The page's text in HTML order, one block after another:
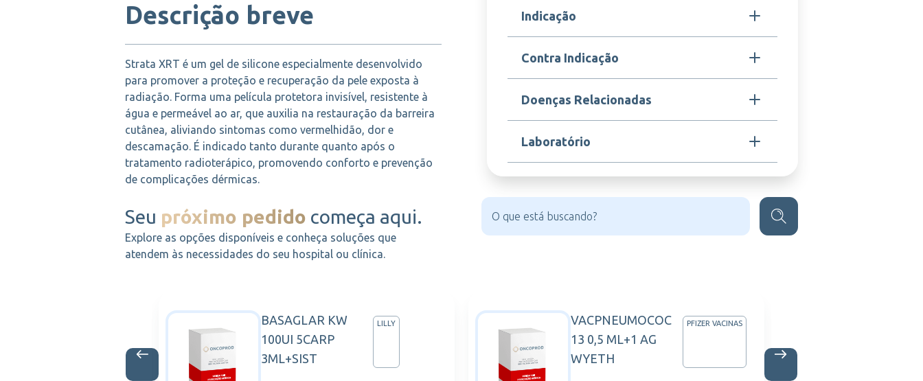
Polidimetilsilaxanos silaxanos
Indicação
Strata XRT é indicado para o tratamento e prevenção de
reações cutâneas causadas pela radioterapia, como
dermatite actínica, irritações e inflamações da pele.
Contra Indicação
Contraindicado em pacientes com hipersensibilidade aos
polidimetilsilaxanos ou a qualquer componente da
fórmula. Não aplicar sobre feridas abertas sem
Doenças Relacionadas
Dermatite induzida por radiação, Dermatite actínica e
Lesões cutâneas decorrentes da radioterapia.
Laboratório
DR REDDYS
Descrição breve
Strata XRT é um gel de silicone especialmente desenvolvido
para promover a proteção e recuperação da pele exposta à
radiação. Forma uma película protetora invisível, resistente à
água e permeável ao ar, que auxilia na restauração da barreira
cutânea, aliviando sintomas como vermelhidão, dor e
descamação. É indicado tanto durante quanto após o
tratamento radioterápico, promovendo conforto e prevenção
de complicações dérmicas.
Seu próximo pedido começa aqui.
Explore as opções disponíveis e conheça soluções que
atendem às necessidades do seu hospital ou clínica.
BASAGLAR KW
100UI 5CARP
3ML+SIST
LILLY
VACPNEUMOCOC
13 0,5 ML+1 AG
WYETH
PFIZER VACINAS